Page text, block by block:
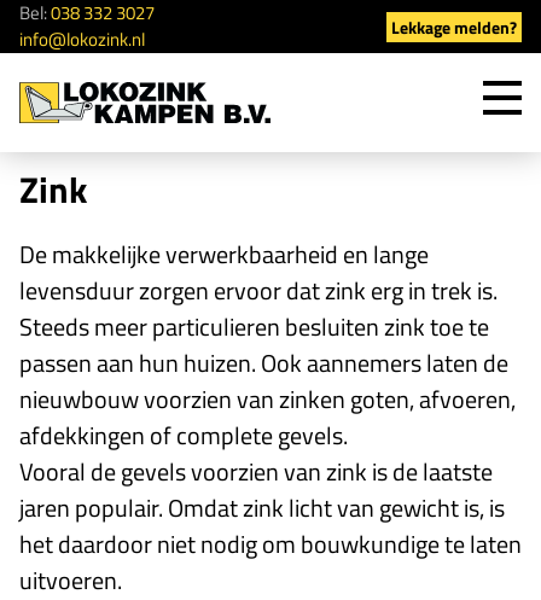
Bel:038 332 3027
info@lokozink.nl
Lekkage melden?
Toon
Zink
De makkelijke verwerkbaarheid en lange
levensduur zorgen ervoor dat zink erg in trek is.
Steeds meer particulieren besluiten zink toe te
passen aan hun huizen. Ook aannemers laten de
nieuwbouw voorzien van zinken goten, afvoeren,
afdekkingen of complete gevels.
Vooral de gevels voorzien van zink is de laatste
jaren populair. Omdat zink licht van gewicht is, is
het daardoor niet nodig om bouwkundige te laten
uitvoeren.